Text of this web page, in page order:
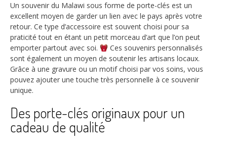
Un souvenir du Malawi sous forme de porte-clés est un
excellent moyen de garder un lien avec le pays après votre
retour. Ce type d’accessoire est souvent choisi pour sa
praticité tout en étant un petit morceau d’art que l’on peut
emporter partout avec soi.
Ces souvenirs personnalisés
sont également un moyen de soutenir les artisans locaux.
Grâce à une gravure ou un motif choisi par vos soins, vous
pouvez ajouter une touche très personnelle à ce souvenir
unique.
Des porte-clés originaux pour un
cadeau de qualité